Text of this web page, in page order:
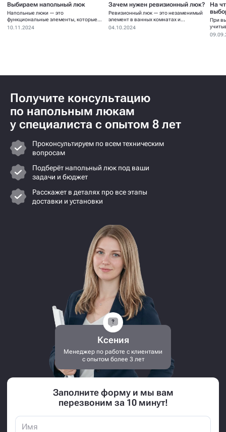
Выбираем напольный люк
Напольные люки — это
функциональные элементы, которые
устанавливаются для...
10.11.2024
Зачем нужен ревизионный люк?
Ревизионный люк — это незаменимый
элемент в ванных комнатах и...
04.10.2024
На
При
Получите консультацию
по напольным люкам
у специалиста с опытом 8 лет
Проконсультируем по всем техническим
вопросам
Подберёт напольный люк под ваши
задачи и бюджет
Расскажет в деталях про все этапы
доставки и установки
Ксения
Менеджер по работе с клиентами
с опытом более 3 лет
Заполните форму и мы вам
перезвоним за 10 минут!